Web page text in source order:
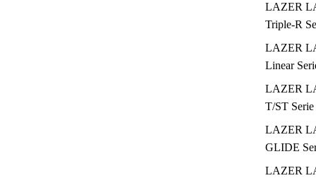
LAZER
Triple-R
LAZER
Linear
LAZER
T/ST Serie
LAZER
GLIDE
LAZER